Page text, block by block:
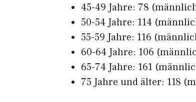
45-49 Jahre: 78
50-54 Jahre: 114
55-59 Jahre: 116
60-64 Jahre: 106
65-74 Jahre: 161
75 Jahre und älter: 118